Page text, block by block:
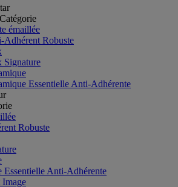
émaillée
Adhérent Robuste
Signature
Essentielle Anti-Adhérente
Robuste
Essentielle Anti-Adhérente